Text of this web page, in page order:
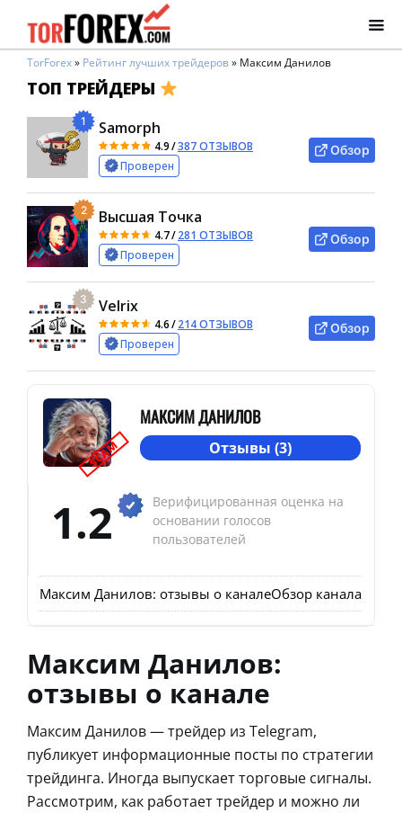
TorForex» Рейтинг лучших трейдеров» Максим Данилов
ТОП ТРЕЙДЕРЫ
1 Samorph
4.9/387 ОТЗЫВОВ
Проверен
Обзор
2 Высшая Точка
4.7/281 ОТЗЫВОВ
Проверен
Обзор
3 Velrix
4.6/214 ОТЗЫВОВ
Проверен
Обзор
SCAM
МАКСИМ ДАНИЛОВ
Отзывы (3)
1.2
Верифицированная оценка на
основании голосов
пользователей
Максим Данилов: отзывы о каналеОбзор канала
Максим Данилов:
отзывы о канале
Максим Данилов — трейдер из Telegram,
публикует информационные посты по стратегии
трейдинга. Иногда выпускает торговые сигналы.
Рассмотрим, как работает трейдер и можно ли